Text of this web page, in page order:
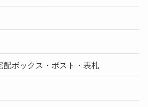
配ボックス・ポスト・表札